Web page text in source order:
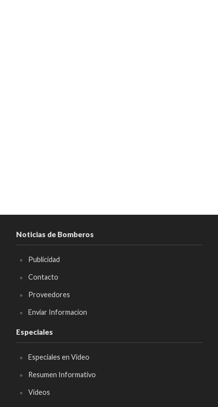
Noticias de Bomberos
Publicidad
Contacto
Proveedores
Enviar Informacion
Especiales
Especiales en Video
Resumen Informativo
Videos